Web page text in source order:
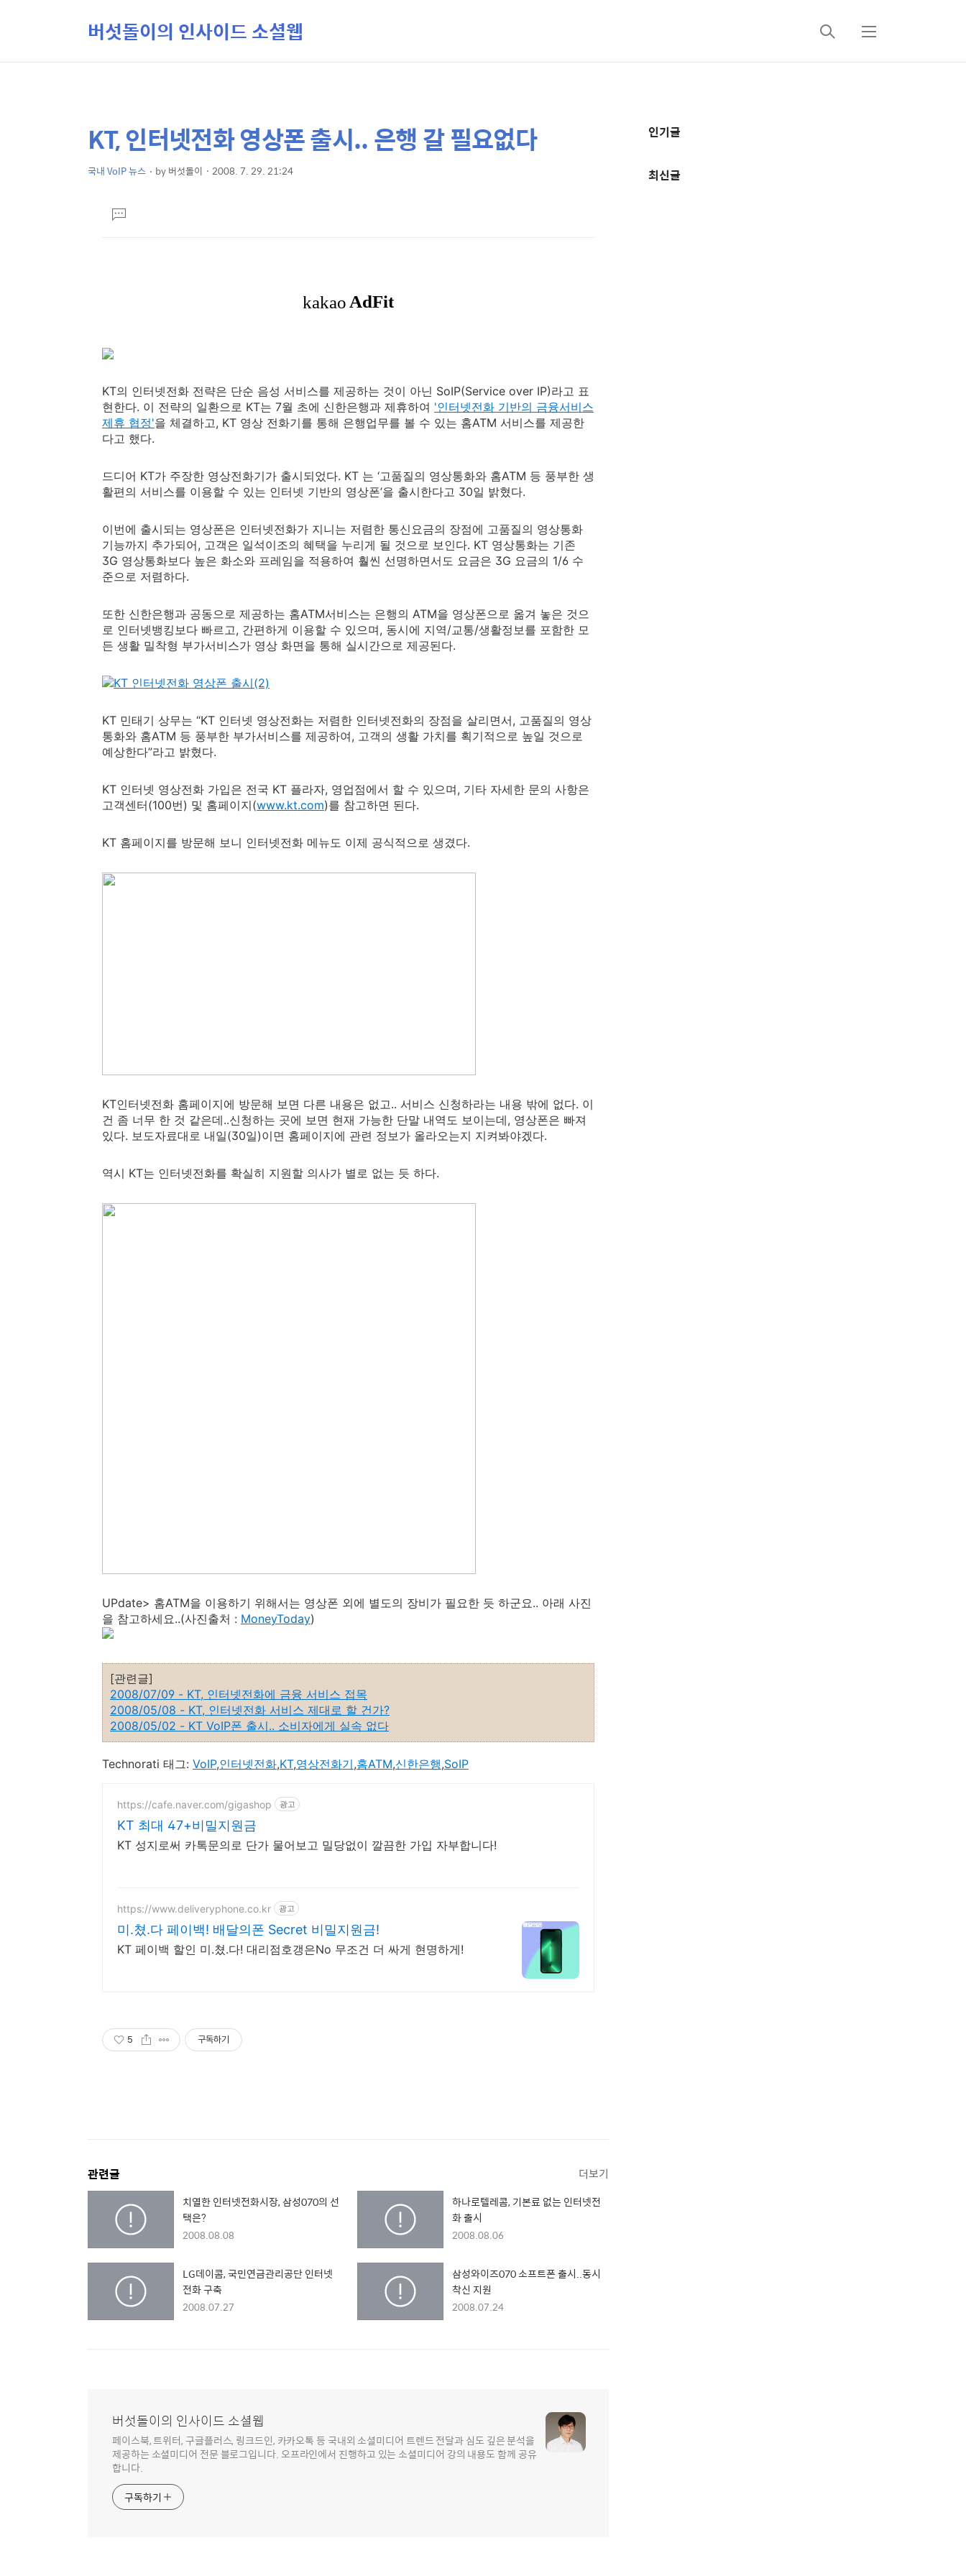
버섯돌이의 인사이드 소셜웹
검
메
상
세
컨
본
문
제
KT, 인터넷전화 영상폰 출시.. 은행 갈 필요없다
국내 VoIP 뉴스 by버섯돌이 2008. 7. 29. 21:24
댓
글
KT의 인터넷전화 전략은 단순 음성 서비스를 제공하는 것이 아닌 SoIP(Service over IP)라고 표
현한다. 이 전략의 일환으로 KT는 7월 초에 신한은행과 제휴하여 '인터넷전화 기반의 금융서비스
제휴 협정'을 체결하고, KT 영상 전화기를 통해 은행업무를 볼 수 있는 홈ATM 서비스를 제공한
다고 했다.
드디어 KT가 주장한 영상전화기가 출시되었다. KT 는 ‘고품질의 영상통화와 홈ATM 등 풍부한 생
활편의 서비스를 이용할 수 있는 인터넷 기반의 영상폰’을 출시한다고 30일 밝혔다.
이번에 출시되는 영상폰은 인터넷전화가 지니는 저렴한 통신요금의 장점에 고품질의 영상통화
기능까지 추가되어, 고객은 일석이조의 혜택을 누리게 될 것으로 보인다. KT 영상통화는 기존
3G 영상통화보다 높은 화소와 프레임을 적용하여 훨씬 선명하면서도 요금은 3G 요금의 1/6 수
준으로 저렴하다.
또한 신한은행과 공동으로 제공하는 홈ATM서비스는 은행의 ATM을 영상폰으로 옮겨 놓은 것으
로 인터넷뱅킹보다 빠르고, 간편하게 이용할 수 있으며, 동시에 지역/교통/생활정보를 포함한 모
든 생활 밀착형 부가서비스가 영상 화면을 통해 실시간으로 제공된다.
KT 민태기 상무는 “KT 인터넷 영상전화는 저렴한 인터넷전화의 장점을 살리면서, 고품질의 영상
통화와 홈ATM 등 풍부한 부가서비스를 제공하여, 고객의 생활 가치를 획기적으로 높일 것으로
예상한다”라고 밝혔다.
KT 인터넷 영상전화 가입은 전국 KT 플라자, 영업점에서 할 수 있으며, 기타 자세한 문의 사항은
고객센터(100번) 및 홈페이지(www.kt.com)를 참고하면 된다.
KT 홈페이지를 방문해 보니 인터넷전화 메뉴도 이제 공식적으로 생겼다.
KT인터넷전화 홈페이지에 방문해 보면 다른 내용은 없고.. 서비스 신청하라는 내용 밖에 없다. 이
건 좀 너무 한 것 같은데..신청하는 곳에 보면 현재 가능한 단말 내역도 보이는데, 영상폰은 빠져
있다. 보도자료대로 내일(30일)이면 홈페이지에 관련 정보가 올라오는지 지켜봐야겠다.
역시 KT는 인터넷전화를 확실히 지원할 의사가 별로 없는 듯 하다.
UPdate> 홈ATM을 이용하기 위해서는 영상폰 외에 별도의 장비가 필요한 듯 하군요.. 아래 사진
을 참고하세요..(사진출처 : MoneyToday)
[관련글]
2008/07/09 - KT, 인터넷전화에 금융 서비스 접목
2008/05/08 - KT, 인터넷전화 서비스 제대로 할 건가?
2008/05/02 - KT VoIP폰 출시.. 소비자에게 실속 없다
Technorati 태그: VoIP,인터넷전화,KT,영상전화기,홈ATM,신한은행,SoIP
https://cafe.naver.com/gigashop 광고
KT 최대 47+비밀지원금
KT 성지로써 카톡문의로 단가 물어보고 밀당없이 깔끔한 가입 자부합니다!
https://www.deliveryphone.co.kr 광고
미.쳤.다 페이백! 배달의폰 Secret 비밀지원금!
KT 페이백 할인 미.쳤.다! 대리점호갱은No 무조건 더 싸게 현명하게!
5 구독하기
관련글 더보기
치열한 인터넷전화시장, 삼성070의 선
택은?
2008.08.08
하나로텔레콤, 기본료 없는 인터넷전
화 출시
2008.08.06
LG데이콤, 국민연금관리공단 인터넷
전화 구축
2008.07.27
삼성와이즈070 소프트폰 출시..동시
착신 지원
2008.07.24
버섯돌이의 인사이드 소셜웹
페이스북, 트위터, 구글플러스, 링크드인, 카카오톡 등 국내외 소셜미디어 트렌드 전달과 심도 깊은 분석을
제공하는 소셜미디어 전문 블로그입니다. 오프라인에서 진행하고 있는 소셜미디어 강의 내용도 함께 공유
합니다.
구독하기
추
정
인기글
최신글